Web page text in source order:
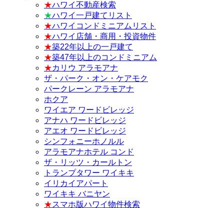
★ハワイ不動産検索
★ハワイ一戸建てリスト
★ハワイコンドミニアムリスト
★ハワイ店舗・商用・投資物件
★築22年以上の一戸建て
★築47年以上のコンドミニアム
★カリウ アラモアナ
ザ・パーク・オン・ケアモク
パークレーン アラモアナ
ホクア
ワイエア ワードビレッジ
アナハ ワードビレッジ
アエオ ワードビレッジ
シンフォニーホノルル
アラモアナホテル コンド
ザ・リッツ・カールトン
トランプタワー ワイキキ
イリカイアパート
ワイキキ バニヤン
★スマホ版ハワイ物件検索